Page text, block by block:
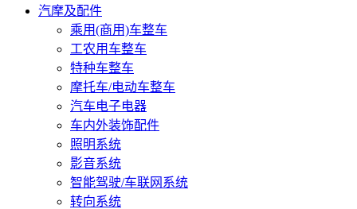
汽摩及配件
乘用(商用)车整车
工农用车整车
特种车整车
摩托车/电动车整车
汽车电子电器
车内外装饰配件
照明系统
影音系统
智能驾驶/车联网系统
转向系统